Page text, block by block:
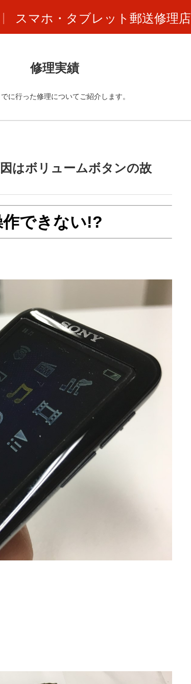
スマホ・タブレット郵送修理店
修理実績
に行った修理についてご紹介します。
はボリュームボタンの故
できない!?